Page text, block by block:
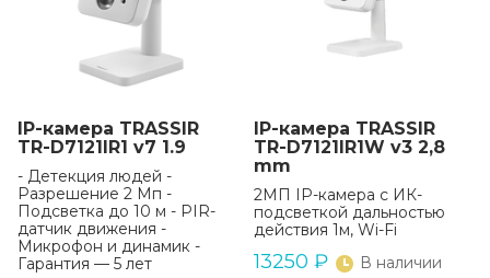
IP-камера TRASSIR
TR-D7121IR1 v7 1.9
- Детекция людей -
Разрешение 2 Мп -
Подсветка до 10 м - PIR-
датчик движения -
Микрофон и динамик -
Гарантия — 5 лет
IP-камера TRASSIR
TR-D7121IR1W v3 2,8
mm
2МП IP-камера с ИК-
подсветкой дальностью
действия 1м, Wi-Fi
13250 ₽ В наличии